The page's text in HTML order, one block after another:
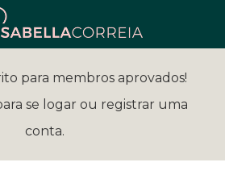
para membros aprovados!
se logar ou registrar uma
conta.